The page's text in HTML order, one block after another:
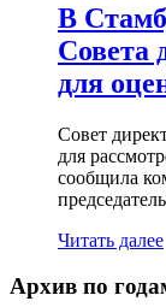
В
Совета
для
Совет
для
сообщила
Читать далее
Архив по